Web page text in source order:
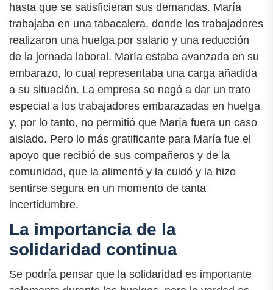
hasta que se satisficieran sus demandas. María
trabajaba en una tabacalera, donde los trabajadores
realizaron una huelga por salario y una reducción
de la jornada laboral. María estaba avanzada en su
embarazo, lo cual representaba una carga añadida
a su situación. La empresa se negó a dar un trato
especial a los trabajadores embarazadas en huelga
y, por lo tanto, no permitió que María fuera un caso
aislado. Pero lo más gratificante para María fue el
apoyo que recibió de sus compañeros y de la
comunidad, que la alimentó y la cuidó y la hizo
sentirse segura en un momento de tanta
incertidumbre.
La importancia de la
solidaridad continua
Se podría pensar que la solidaridad es importante